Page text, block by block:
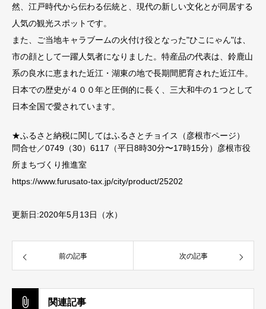
然、江戸時代から伝わる伝統と、現代の新しい文化とが同居する
人気の観光スポットです。
また、ご当地キャラブームの火付け役となった"ひこにゃん"は、
市の顔として一躍人気者になりました。特産品の代表は、鈴鹿山
系の良水に恵まれた近江・湖東の地で長期間肥育された近江牛。
日本での歴史が４００年と圧倒的に長く、三大和牛の１つとして
日本全国で愛されています。
★ふるさと納税に関してはふるさとチョイス（彦根市ページ）
問合せ／0749（30）6117（平日8時30分〜17時15分）彦根市役
所まちづくり推進室
https://www.furusato-tax.jp/city/product/25202
更新日:2020年5月13日（水）
前の記事 次の記事
関連記事